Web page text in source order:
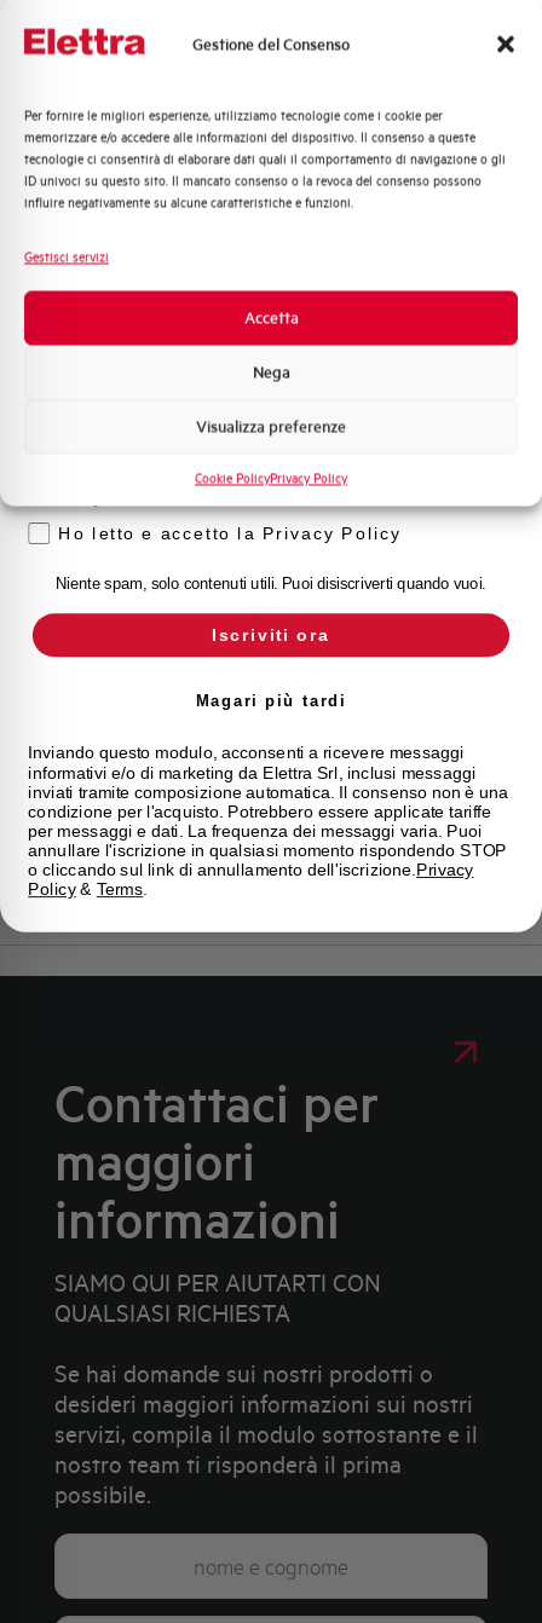
Gestione del Consenso
Per fornire le migliori esperienze, utilizziamo tecnologie come i cookie per
memorizzare e/o accedere alle informazioni del dispositivo. Il consenso a queste
tecnologie ci consentirà di elaborare dati quali il comportamento di navigazione o gli
ID univoci su questo sito. Il mancato consenso o la revoca del consenso possono
influire negativamente su alcune caratteristiche e funzioni.
Gestisci servizi
Accetta
Nega
Visualizza preferenze
Cookie PolicyPrivacy Policy
Care
supporto tecnico, assistenza post-vendita e gestione
delle richieste. Contattaci per ogni necessità.
Contattaci
Scopri dove
acquistare
rapidamente ai nostri prodotti e soluzioni in pochi
Mappa
Domande
risposte immediate su prodotti, servizi e procedure. Ti
offriamo il supporto che stavi cercando.
FAQ
Contattaci per
maggiori
informazioni
SIAMO QUI PER AIUTARTI CON
QUALSIASI RICHIESTA
Se hai domande sui nostri prodotti o
desideri maggiori informazioni sui nostri
servizi, compila il modulo sottostante e il
nostro team ti risponderà il prima
possibile.
Quali argomenti ti interessano di più?
Distribuzione di Energia
Automazione Industriale
Sistema Quadri
Promozioni e offerte
Formazione tecnica
Voglio ricevere aggiornamenti, novità di
Ho letto e accetto la Privacy Policy
Niente spam, solo contenuti utili. Puoi disiscriverti quando vuoi.
Iscriviti ora
Magari più tardi
Inviando questo modulo, acconsenti a ricevere messaggi
informativi e/o di marketing da Elettra Srl, inclusi messaggi
inviati tramite composizione automatica. Il consenso non è una
condizione per l'acquisto. Potrebbero essere applicate tariffe
per messaggi e dati. La frequenza dei messaggi varia. Puoi
annullare l'iscrizione in qualsiasi momento rispondendo STOP
o cliccando sul link di annullamento dell'iscrizione. Privacy
Policy& Terms